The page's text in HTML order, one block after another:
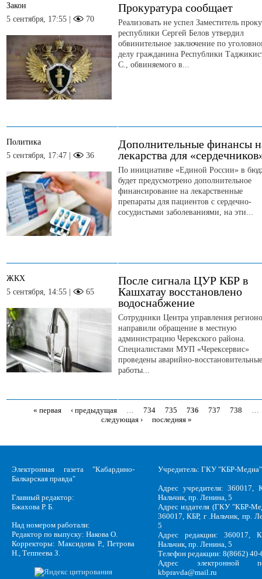
Закон
5 сентября, 17:55 |
70
Прокуратура сообщает
Реализовать не успел Заместитель
республики Сергей Белов утвердил
обвинительное заключение по
делу гражданина Республики
С., обвиняемого в...
Политика
5 сентября, 17:47 |
36
Дополнительные финансы
лекарства для
По инициативе «Единой России» в
будет предусмотрено дополнительное
финансирование на лекарственные
препараты для пациентов с сердечно-
сосудистыми заболеваниями, на эти...
ЖКХ
5 сентября, 14:55 |
65
После сигнала ЦУР КБР в
Кашхатау восстановлено
водоснабжение
Сотрудники Центра управления
направили обращение в местную
администрацию Черекского района.
Специалистами МУП «Черексервис»
проведены аварийно-восстановительные
работы...
Страницы
« первая ‹ предыдущая 734 735 736 737 738
следующая ›
последняя »
Электронная газета "Кабардино-
Балкарская правда"
Главный редактор:
Бжахова Р. Б.
Над номером работали:
Редактор по выпуску: Накова О.
Корректоры: Максидова Р., Петрова
Н., Теппеева З.
Учредитель: ГКУ "КБР-Медиа"
Адрес учредителя: 360017,
Нальчик, пр. Ленина, 5
Адрес издателя (ГКУ "КБР-
360017, КБР, г .Нальчик, пр.
5
Адрес редакции: 360017,
Нальчик, пр. Ленина, 5
Телефон редакции: 8(8662)
Адрес электронной
kbpravda@mail.ru